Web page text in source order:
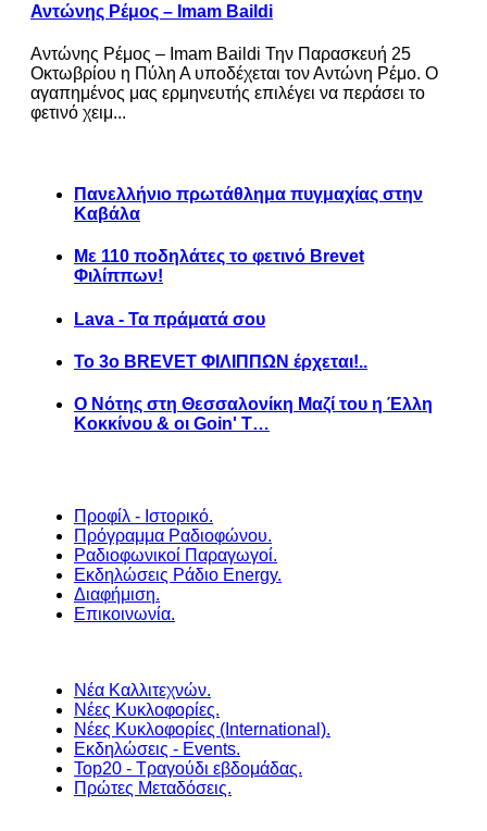
Αντώνης Ρέμος – Imam Baildi
Αντώνης Ρέμος – Imam Baildi Την Παρασκευή 25
Οκτωβρίου η Πύλη Α υποδέχεται τον Αντώνη Ρέμο. Ο
αγαπημένος μας ερμηνευτής επιλέγει να περάσει το
φετινό χειμ...
Πανελλήνιο πρωτάθλημα πυγμαχίας στην
Καβάλα
Με 110 ποδηλάτες το φετινό Brevet
Φιλίππων!
Lava - Τα πράματά σου
Το 3ο BREVET ΦΙΛΙΠΠΩΝ έρχεται!..
Ο Νότης στη Θεσσαλονίκη Μαζί του η Έλλη
Κοκκίνου & οι Goin' T…
Προφίλ - Ιστορικό.
Πρόγραμμα Ραδιοφώνου.
Ραδιοφωνικοί Παραγωγοί.
Εκδηλώσεις Ράδιο Energy.
Διαφήμιση.
Επικοινωνία.
Νέα Καλλιτεχνών.
Νέες Κυκλοφορίες.
Νέες Κυκλοφορίες (International).
Εκδηλώσεις - Events.
Top20 - Τραγούδι εβδομάδας.
Πρώτες Μεταδόσεις.